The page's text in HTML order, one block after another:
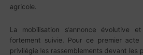
agricole.
La mobilisation s’annonce évolutive
fortement suivie. Pour ce premier acte
privilégie les rassemblements devant les